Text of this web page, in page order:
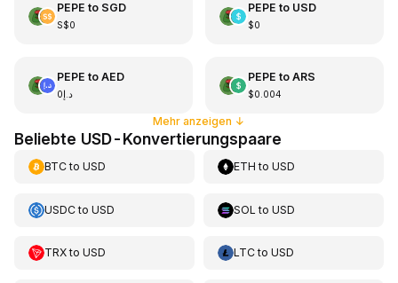
PEPE to SGD
S$0
PEPE to USD
$0
PEPE to AED
د.إ0
PEPE to ARS
$0.004
Mehr anzeigen ↓
Beliebte USD-Konvertierungspaare
BTCto USD ETH toUSD
USDCto USD SOL toUSD
TRXto USD LTCtoUSD